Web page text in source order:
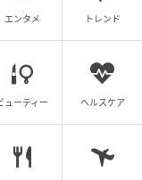
が震えていたら
うだ。
エンタメ トレンド
ューティー ヘルスケア